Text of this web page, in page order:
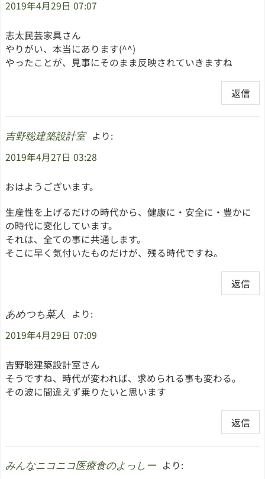
2019年4月29日 07:07
志太民芸家具さん
やりがい、本当にあります(^^)
やったことが、見事にそのまま反映されていきますね
返信
吉野聡建築設計室
より:
2019年4月27日 03:28
おはようございます。
生産性を上げるだけの時代から、健康に・安全に・豊かに
の時代に変化しています。
それは、全ての事に共通します。
そこに早く気付いたものだけが、残る時代ですね。
返信
あめつち菜人
より:
2019年4月29日 07:09
吉野聡建築設計室さん
そうですね、時代が変われば、求められる事も変わる。
その波に間違えず乗りたいと思います
返信
みんなニコニコ医療食のよっしー
より: